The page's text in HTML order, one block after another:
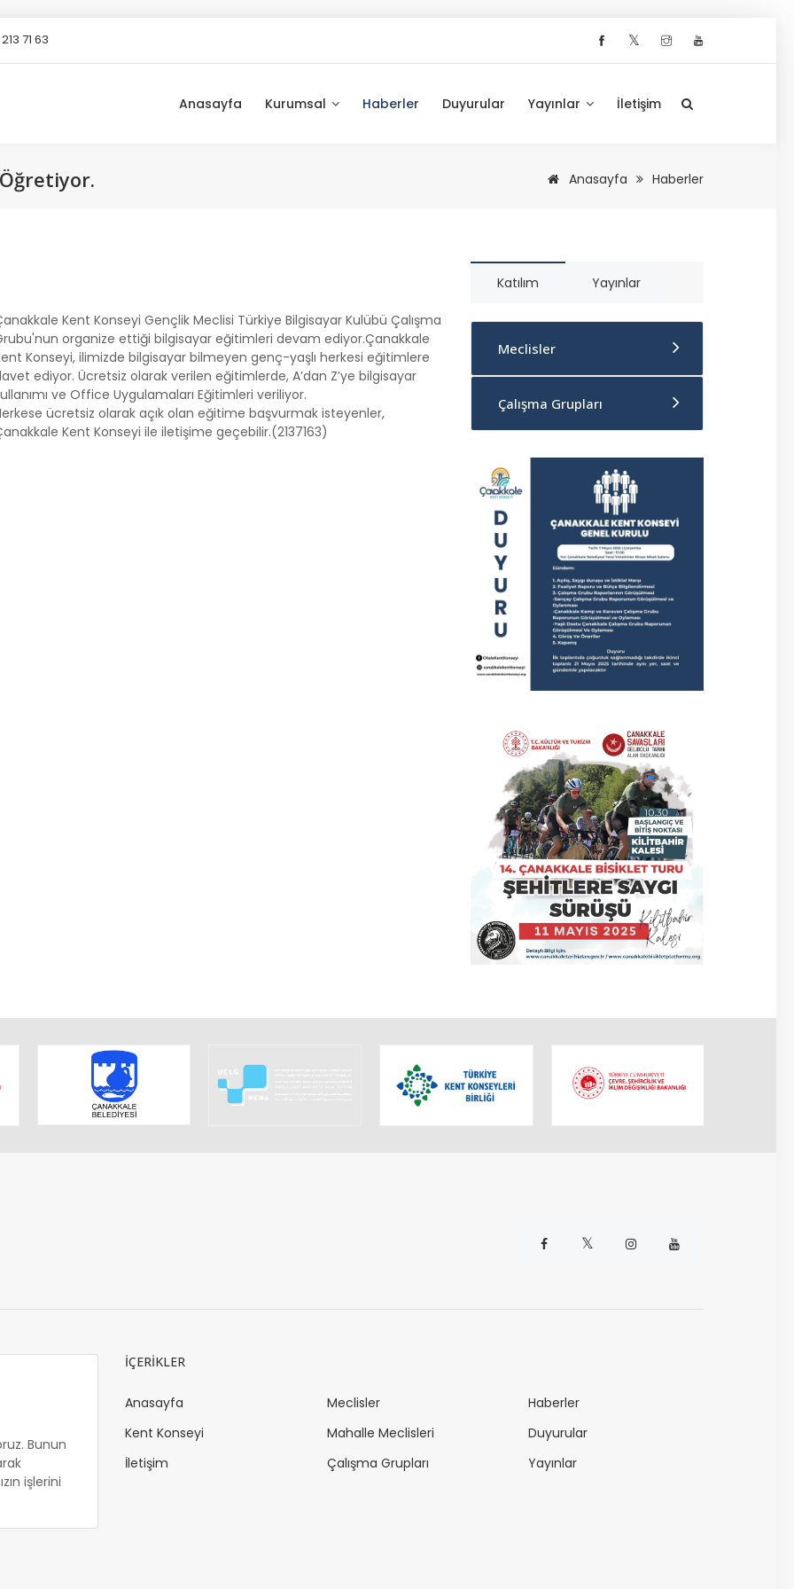
71 63 𝕏
Anasayfa Kurumsal Haberler Duyurular Yayınlar İletişim
Anasayfa Haberler
Kent Konseyi Gençlik Meclisi Türkiye Bilgisayar Kulübü Çalışma
organize ettiği bilgisayar eğitimleri devam ediyor.Çanakkale
Konseyi, ilimizde bilgisayar bilmeyen genç-yaşlı herkesi eğitimlere
ediyor. Ücretsiz olarak verilen eğitimlerde, A’dan Z’ye bilgisayar
ve Office Uygulamaları Eğitimleri veriliyor.
ücretsiz olarak açık olan eğitime başvurmak isteyenler,
Kent Konseyi ile iletişime geçebilir.(2137163)
Katılım Yayınlar
Meclisler
Çalışma Grupları
𝕏
Bunun
işlerini
İÇERİKLER
Anasayfa
Kent Konseyi
İletişim
Meclisler
Mahalle Meclisleri
Çalışma Grupları
Haberler
Duyurular
Yayınlar